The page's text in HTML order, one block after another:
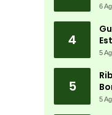
6
4
5
5
5